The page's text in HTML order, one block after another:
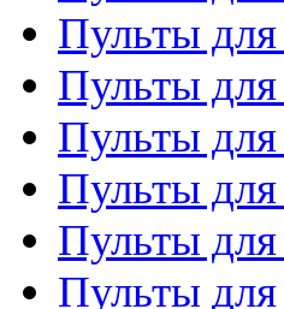
Пульты
Пульты
Пульты
Пульты
Пульты
Пульты